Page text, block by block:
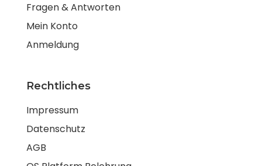
Fragen & Antworten
Mein Konto
Anmeldung
Rechtliches
Impressum
Datenschutz
AGB